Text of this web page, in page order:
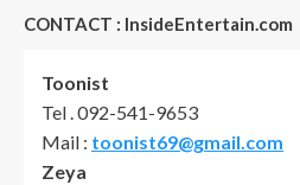
CONTACT : InsideEntertain.com
Toonist
Tel . 092-541-9653
Mail : toonist69@gmail.com
Zeya